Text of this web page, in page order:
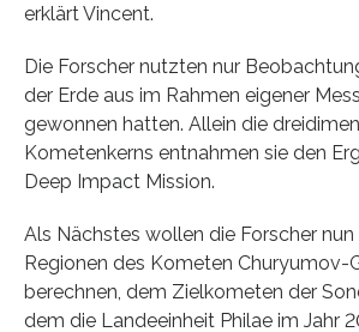
erklärt Vincent.
Die Forscher nutzten nur
der Erde aus im Rahmen eigener
gewonnen hatten. Allein die
Kometenkerns entnahmen sie den
Deep Impact Mission.
Als Nächstes wollen die Forscher nun
Regionen des Kometen Churyumov-
berechnen, dem Zielkometen der
dem die Landeeinheit Philae im Jahr